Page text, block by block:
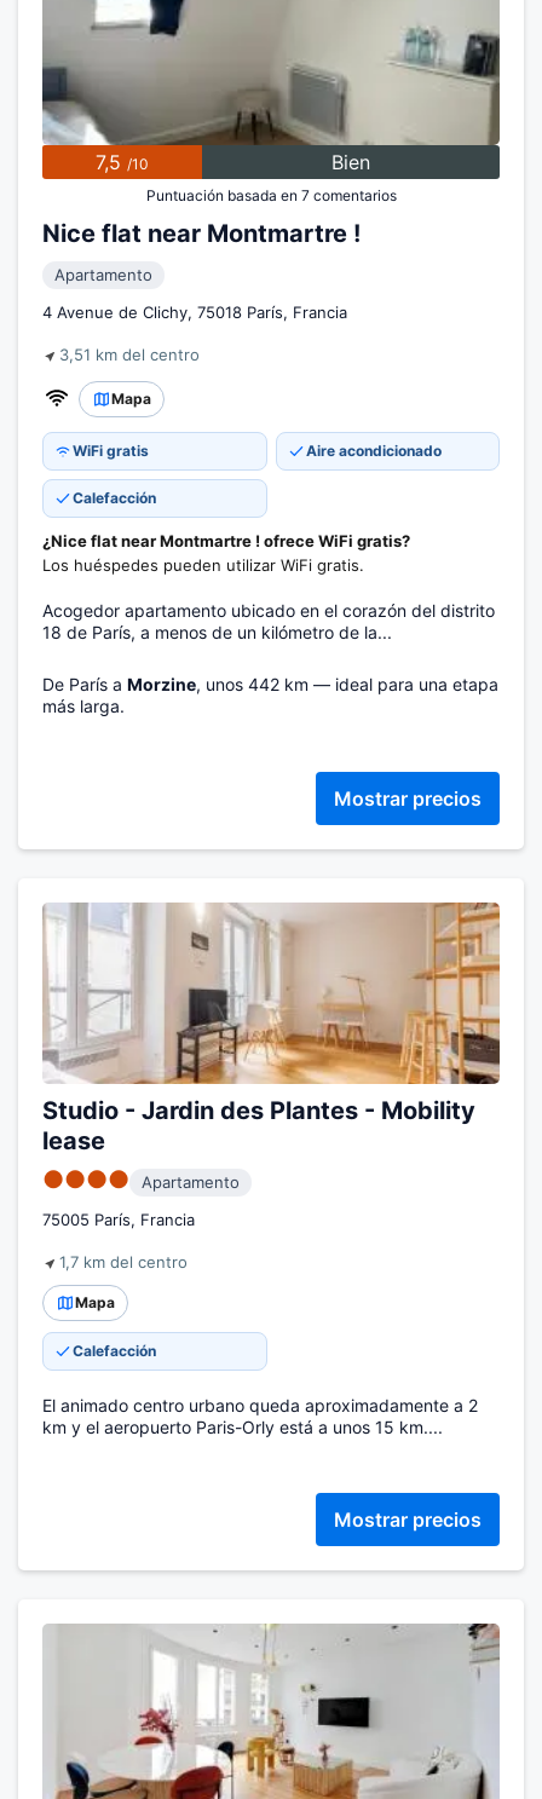
7,5 /10 Bien
Puntuación basada en 7 comentarios
Nice flat near Montmartre !
Apartamento
4 Avenue de Clichy, 75018 París, Francia
3,51 km del centro
Mapa
WiFi gratis Aire acondicionado
Calefacción
¿Nice flat near Montmartre ! ofrece WiFi gratis?
Los huéspedes pueden utilizar WiFi gratis.
Acogedor apartamento ubicado en el corazón del distrito
18 de París, a menos de un kilómetro de la...
De París a Morzine, unos 442 km — ideal para una etapa
más larga.
Mostrar precios
Studio - Jardin des Plantes - Mobility
lease
●●●●
Apartamento
75005 París, Francia
1,7 km del centro
Mapa
Calefacción
El animado centro urbano queda aproximadamente a 2
km y el aeropuerto Paris-Orly está a unos 15 km....
Mostrar precios